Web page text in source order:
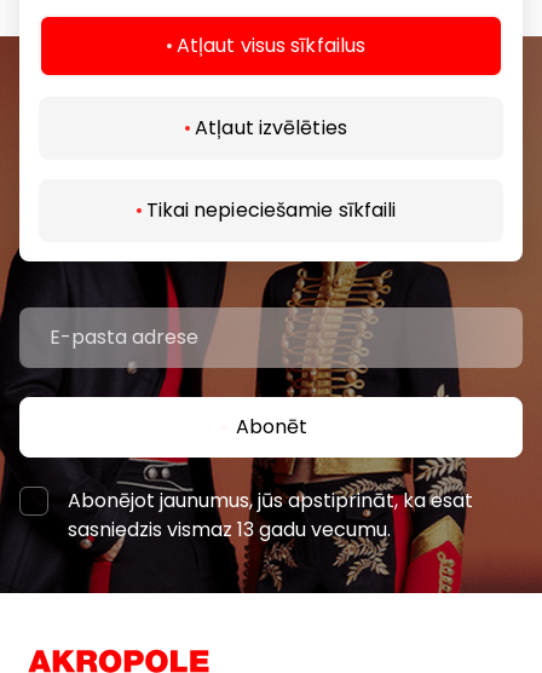
Atļaut visus sīkfailus
Atļaut izvēlēties
Tikai nepieciešamie sīkfaili
izklaides centros “AKROPOLE Alfa” un “AKROPOLE
Abonēt
Abonējot jaunumus, jūs apstiprināt, ka esat
sasniedzis vismaz 13 gadu vecumu.